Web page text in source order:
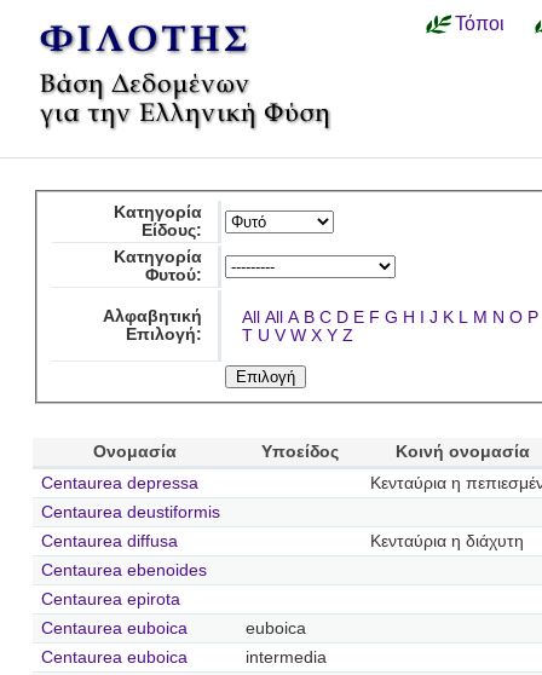
Τόποι
Κατηγορία
Είδους:
Κατηγορία
Φυτού:
Αλφαβητική
Επιλογή:
All All A B C D E F G H I J K L M N O P
T U V W X Y Z
Ονομασία Υποείδος
Κοινή ονομασία
Centaurea depressa
Κενταύρια η
Centaurea deustiformis
Centaurea diffusa
Κενταύρια η διάχυτη
Centaurea ebenoides
Centaurea epirota
Centaurea euboica
euboica
Centaurea euboica
intermedia